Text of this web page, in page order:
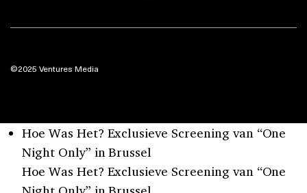
©2025 Ventures Media
Hoe Was Het? Exclusieve Screening van “One
Night Only” in Brussel
Hoe Was Het? Exclusieve Screening van “One